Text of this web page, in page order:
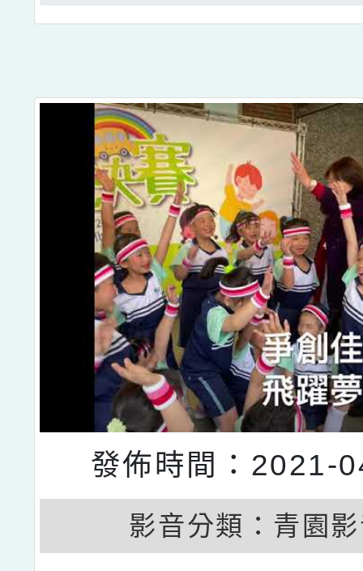
發佈時間：2021-
影音分類： 青園